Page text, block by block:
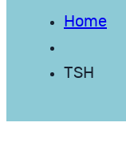
Home
TSH